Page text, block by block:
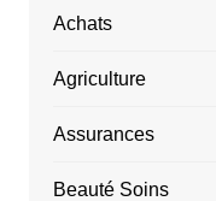
Achats
Agriculture
Assurances
Beauté Soins